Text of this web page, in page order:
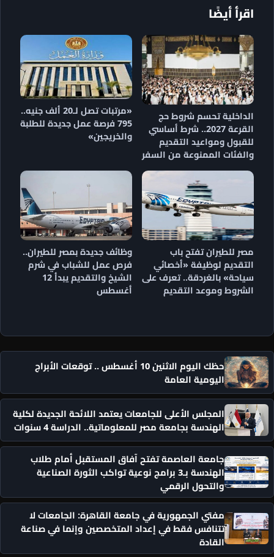
اقرأ أيضًا
الداخلية تحسم شروط حج
القرعة 2027.. شرط أساسي
للقبول ومواعيد التقديم
والفئات الممنوعة من السفر
«مرتبات تصل لـ20 ألف جنيه..
795 فرصة عمل جديدة للطلبة
والخريجين»
مصر للطيران تفتح باب
التقديم لوظيفة «أخصائي
سياحة» بالغردقة.. تعرف على
الشروط وموعد التقديم
وظائف جديدة بمصر للطيران..
فرص عمل للشباب في شرم
الشيخ والتقديم يبدأ 12
أغسطس
حظك اليوم الاثنين 10 أغسطس .. توقعات الأبراج
اليومية العامة
المجلس الأعلى للجامعات يعتمد اللائحة الجديدة لكلية
الهندسة بجامعة مصر للمعلوماتية.. الدراسة 4 سنوات
جامعة العاصمة تفتح آفاق المستقبل أمام طلاب
الهندسة بـ3 برامج نوعية تواكب الثورة الصناعية
والتحول الرقمي
مفتي الجمهورية في جامعة القاهرة: الجامعات لا
تتنافس فقط في إعداد المتخصصين وإنما في صناعة
القادة